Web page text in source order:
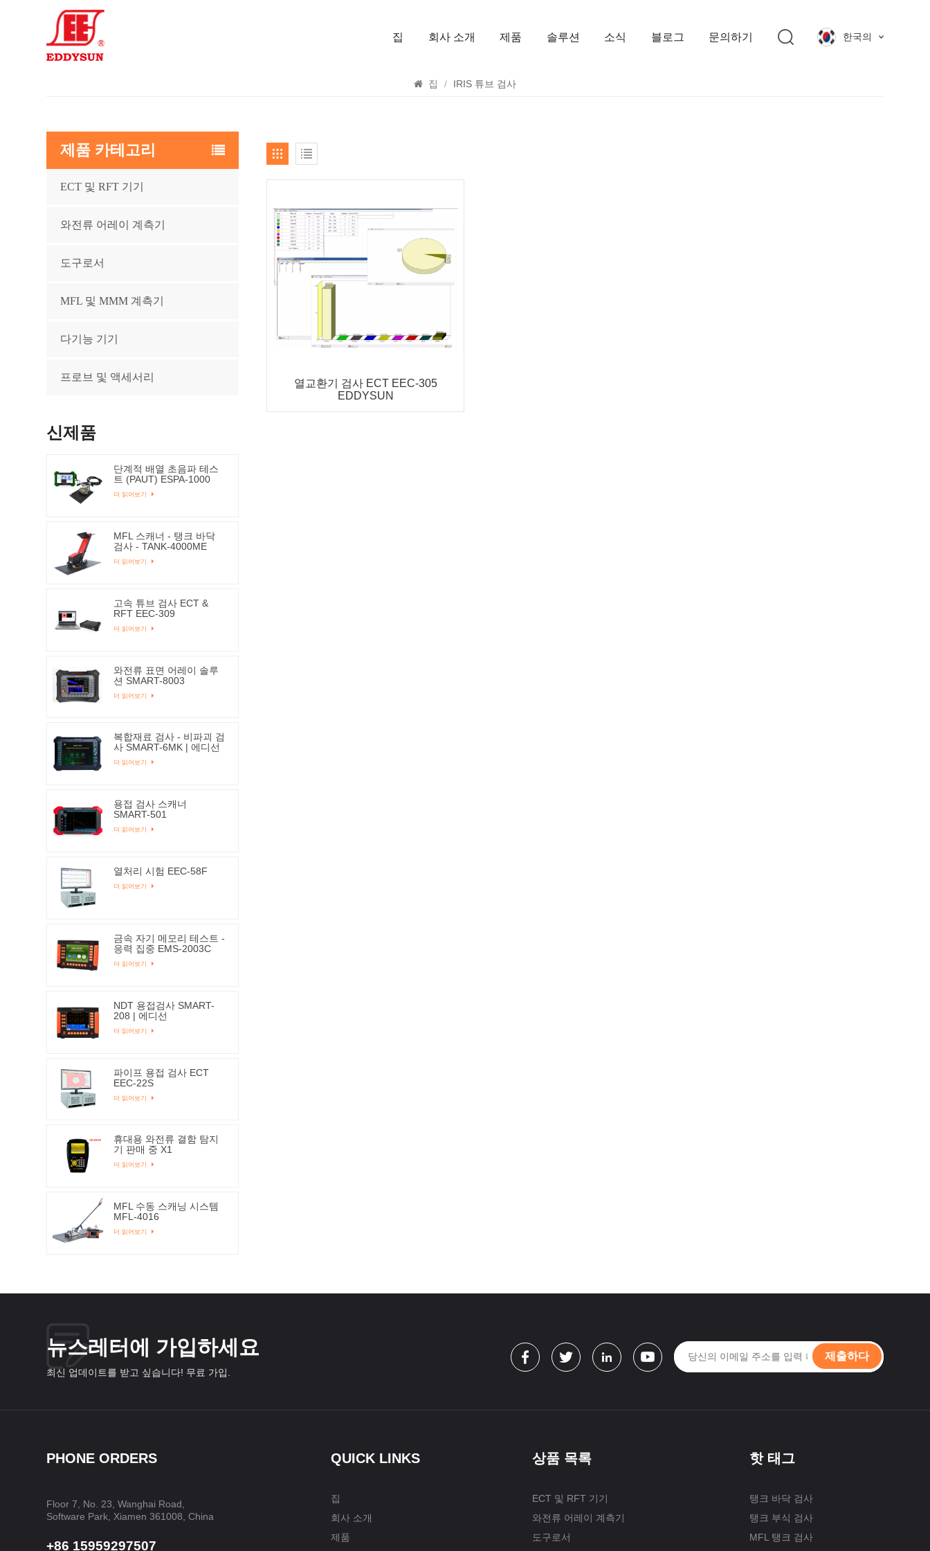
집 회사 소개 제품 솔루션 소식 블로그 문의하기 한국의
찾다
집 / IRIS 튜브 검사
열교환기 검사 ECT EEC-305
EDDYSUN
제품 카테고리
ECT 및 RFT 기기
와전류 어레이 계측기
도구로서
MFL 및 MMM 계측기
다기능 기기
프로브 및 액세서리
신제품
단계적 배열 초음파 테스
트 (PAUT) ESPA-1000
더 읽어보기
MFL 스캐너 - 탱크 바닥
검사 - TANK-4000ME
더 읽어보기
고속 튜브 검사 ECT &
RFT EEC-309
더 읽어보기
와전류 표면 어레이 솔루
션 SMART-8003
더 읽어보기
복합재료 검사 - 비파괴 검
사 SMART-6MK | 에디선
더 읽어보기
용접 검사 스캐너
SMART-501
더 읽어보기
열처리 시험 EEC-58F
더 읽어보기
금속 자기 메모리 테스트 -
응력 집중 EMS-2003C
더 읽어보기
NDT 용접검사 SMART-
208 | 에디선
더 읽어보기
파이프 용접 검사 ECT
EEC-22S
더 읽어보기
휴대용 와전류 결함 탐지
기 판매 중 X1
더 읽어보기
MFL 수동 스캐닝 시스템
MFL-4016
더 읽어보기
뉴스레터에 가입하세요
최신 업데이트를 받고 싶습니다! 무료 가입.
제출하다
PHONE ORDERS
Floor 7, No. 23, Wanghai Road,
Software Park, Xiamen 361008, China
+86 15959297507
QUICK LINKS
집
회사 소개
제품
상품 목록
ECT 및 RFT 기기
와전류 어레이 계측기
도구로서
핫 태그
탱크 바닥 검사
탱크 부식 검사
MFL 탱크 검사